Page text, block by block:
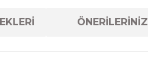
ÖNERİLERİNİZ